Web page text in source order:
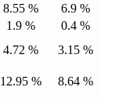
8.55 %
6.9 %
1.9 %
0.4 %
4.72 %
3.15 %
12.95 %
8.64 %